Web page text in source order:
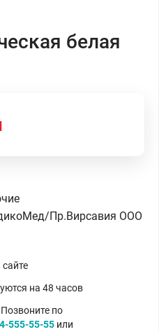
белая
Пр.Вирсавия ООО
на 48 часов
по
555-55-55 или